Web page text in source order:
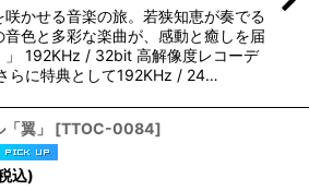
咲かせる音楽の旅。若狭知恵が奏でる
音色と多彩な楽曲が、感動と癒しを届
」 192KHz / 32bit 高解像度レコーデ
らに特典として192KHz / 24…
翼」 [TTOC-0084]
込)